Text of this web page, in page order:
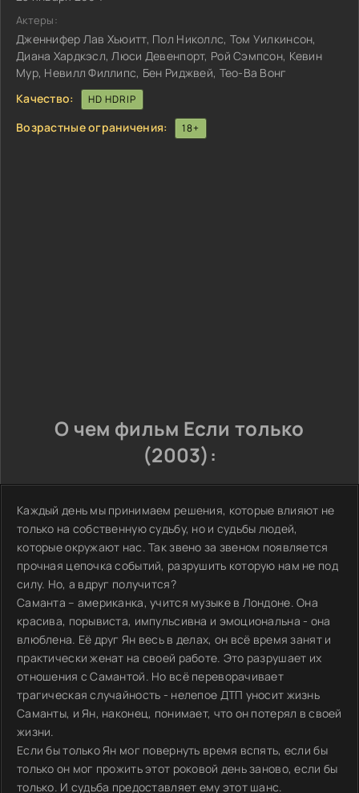
Актеры:
Дженнифер Лав Хьюитт, Пол Николлс, Том Уилкинсон,
Диана Хардкэсл, Люси Девенпорт, Рой Сэмпсон, Кевин
Мур, Невилл Филлипс, Бен Риджвей, Тео-Ва Вонг
Качество:
HD HDRIP
Возрастные ограничения: 18+
О чем фильм Если только
(2003):
Каждый день мы принимаем решения, которые влияют не
только на собственную судьбу, но и судьбы людей,
которые окружают нас. Так звено за звеном появляется
прочная цепочка событий, разрушить которую нам не под
силу. Но, а вдруг получится?
Саманта – американка, учится музыке в Лондоне. Она
красива, порывиста, импульсивна и эмоциональна - она
влюблена. Её друг Ян весь в делах, он всё время занят и
практически женат на своей работе. Это разрушает их
отношения с Самантой. Но всё переворачивает
трагическая случайность - нелепое ДТП уносит жизнь
Саманты, и Ян, наконец, понимает, что он потерял в своей
жизни.
Если бы только Ян мог повернуть время вспять, если бы
только он мог прожить этот роковой день заново, если бы
только. И судьба предоставляет ему этот шанс.